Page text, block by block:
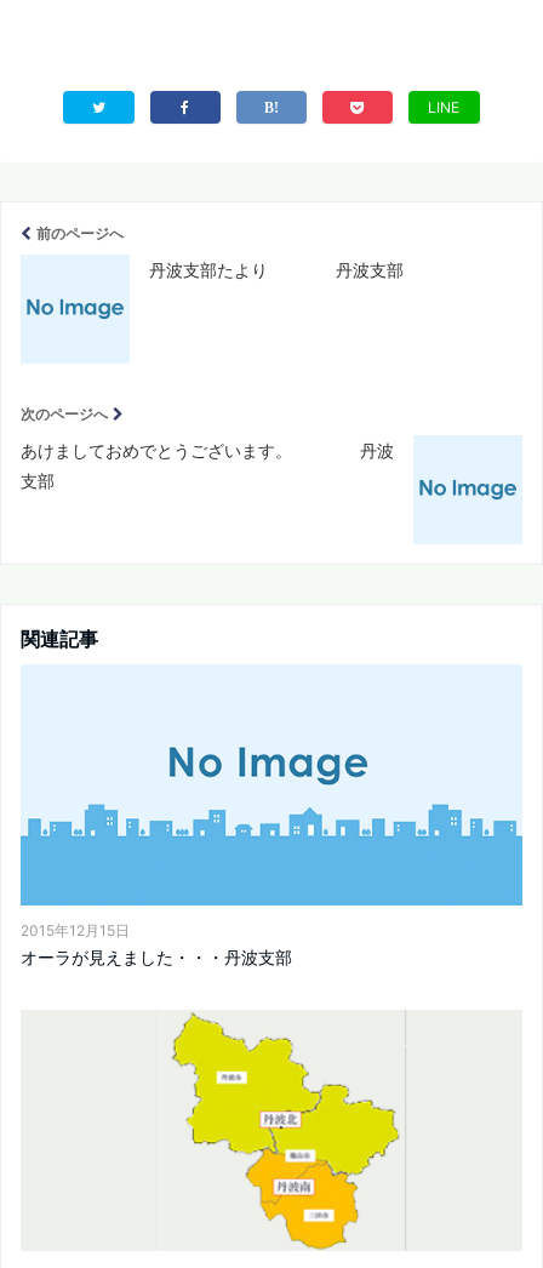
LINE
前のページへ
丹波支部たより 丹波支部
次のページへ
あけましておめでとうございます。 丹波
支部
関連記事
2015年12月15日
オーラが見えました・・・丹波支部